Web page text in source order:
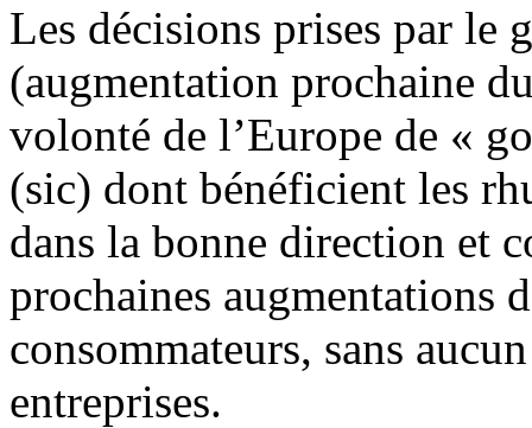
Les décisions prises par le
(augmentation prochaine
volonté de l’Europe de «
(sic) dont bénéficient les
dans la bonne direction et
prochaines augmentations
consommateurs, sans
entreprises.